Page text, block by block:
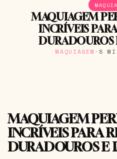
MAQUIAGEM
INCRÍVEIS
DURADOUROS
MAQUIAGEM · 8
MAQUIAGEM
INCRÍVEIS PARA
DURADOUROS E